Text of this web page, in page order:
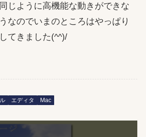
じように高機能な動きができな
なのでいまのところはやっぱり
てきました(^^)/
エディタ Mac